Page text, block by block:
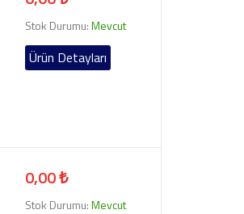
Stok Durumu:Mevcut
Ürün Detayları
0,00 ₺
Stok Durumu:Mevcut